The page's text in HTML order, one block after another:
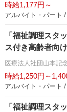
時給1,177円～
アルバイト・パート
「福祉調理スタ
ス付き高齢者向
医療法人社団山本記
時給1,250円～
アルバイト・パート
「福祉調理スタ